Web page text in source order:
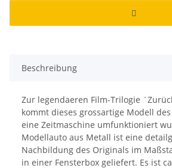
Beschreibung
Zur legendaeren Film-Trilogie
kommt dieses grossartige Modell
eine Zeitmaschine umfunktioniert
Modellauto aus Metall ist eine
Nachbildung des Originals im
in einer Fensterbox geliefert. Es ist